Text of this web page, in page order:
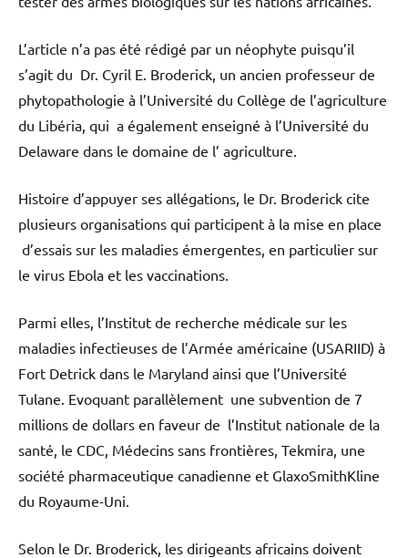
L’article n’a pas été rédigé par un néophyte puisqu’il
s’agit du Dr. Cyril E. Broderick, un ancien professeur de
phytopathologie à l’Université du Collège de l’agriculture
du Libéria, qui a également enseigné à l’Université du
Delaware dans le domaine de l’ agriculture.
Histoire d’appuyer ses allégations, le Dr. Broderick cite
plusieurs organisations qui participent à la mise en place
d’essais sur les maladies émergentes, en particulier sur
le virus Ebola et les vaccinations.
Parmi elles, l’Institut de recherche médicale sur les
maladies infectieuses de l’Armée américaine (USARIID) à
Fort Detrick dans le Maryland ainsi que l’Université
Tulane. Evoquant parallèlement une subvention de 7
millions de dollars en faveur de l’Institut nationale de la
santé, le CDC, Médecins sans frontières, Tekmira, une
société pharmaceutique canadienne et GlaxoSmithKline
du Royaume-Uni.
Selon le Dr. Broderick, les dirigeants africains doivent